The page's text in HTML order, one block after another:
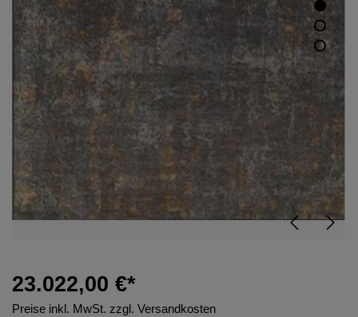
23.022,00 €*
Preise inkl. MwSt. zzgl. Versandkosten